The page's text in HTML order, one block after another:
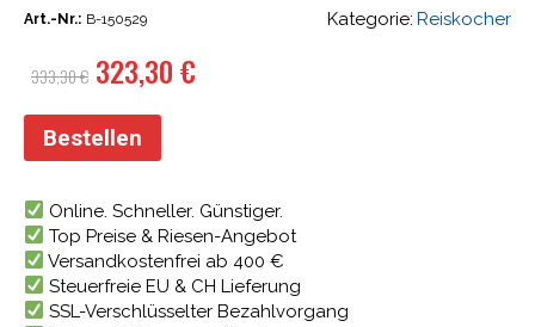
Art.-Nr.: B-150529 Kategorie: Reiskocher
333,30€ Ursprünglicher
Preis
war:
333,30 €
323,30€
Bestellen
Online. Schneller. Günstiger.
Top Preise & Riesen-Angebot
Versandkostenfrei ab 400 €
Steuerfreie EU & CH Lieferung
SSL-Verschlüsselter Bezahlvorgang